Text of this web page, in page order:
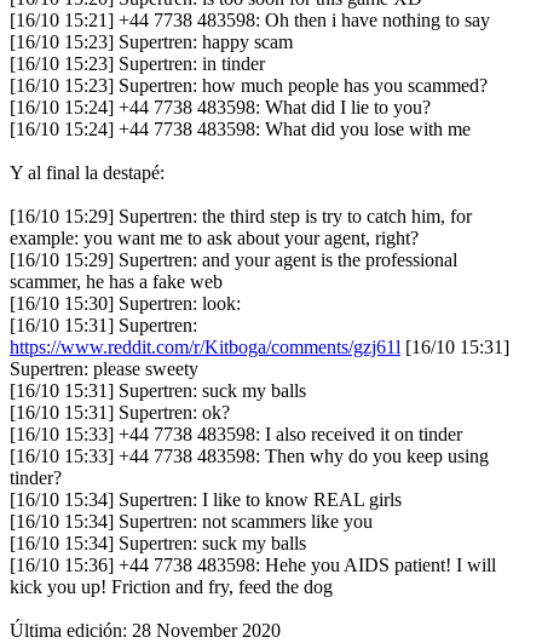
[16/10 15:21] +44 7738 483598: Oh then i have nothing to say
[16/10 15:23] Supertren: happy scam
[16/10 15:23] Supertren: in tinder
[16/10 15:23] Supertren: how much people has you scammed?
[16/10 15:24] +44 7738 483598: What did I lie to you?
[16/10 15:24] +44 7738 483598: What did you lose with me
Y al final la destapé:
[16/10 15:29] Supertren: the third step is try to catch him, for
example: you want me to ask about your agent, right?
[16/10 15:29] Supertren: and your agent is the professional
scammer, he has a fake web
[16/10 15:30] Supertren: look:
[16/10 15:31] Supertren:
https://www.reddit.com/r/Kitboga/comments/gzj61l [16/10 15:31]
Supertren: please sweety
[16/10 15:31] Supertren: suck my balls
[16/10 15:31] Supertren: ok?
[16/10 15:33] +44 7738 483598: I also received it on tinder
[16/10 15:33] +44 7738 483598: Then why do you keep using
tinder?
[16/10 15:34] Supertren: I like to know REAL girls
[16/10 15:34] Supertren: not scammers like you
[16/10 15:34] Supertren: suck my balls
[16/10 15:36] +44 7738 483598: Hehe you AIDS patient! I will
kick you up! Friction and fry, feed the dog
Última edición: 28 November 2020